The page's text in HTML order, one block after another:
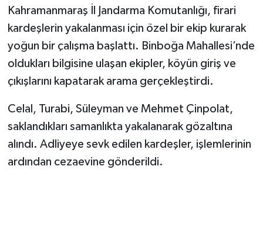
Kahramanmaraş İl Jandarma Komutanlığı, firari
kardeşlerin yakalanması için özel bir ekip kurarak
yoğun bir çalışma başlattı. Binboğa Mahallesi’nde
oldukları bilgisine ulaşan ekipler, köyün giriş ve
çıkışlarını kapatarak arama gerçekleştirdi.
Celal, Turabi, Süleyman ve Mehmet Çinpolat,
saklandıkları samanlıkta yakalanarak gözaltına
alındı. Adliyeye sevk edilen kardeşler, işlemlerinin
ardından cezaevine gönderildi.
TARİH
Genel
Politika
YEREL
BİLİM TEKNOLOJİ